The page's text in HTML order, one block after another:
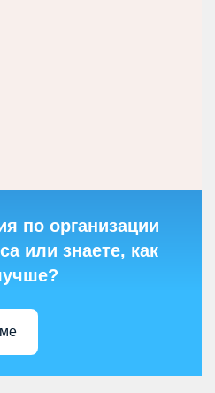
по организации
или знаете, как